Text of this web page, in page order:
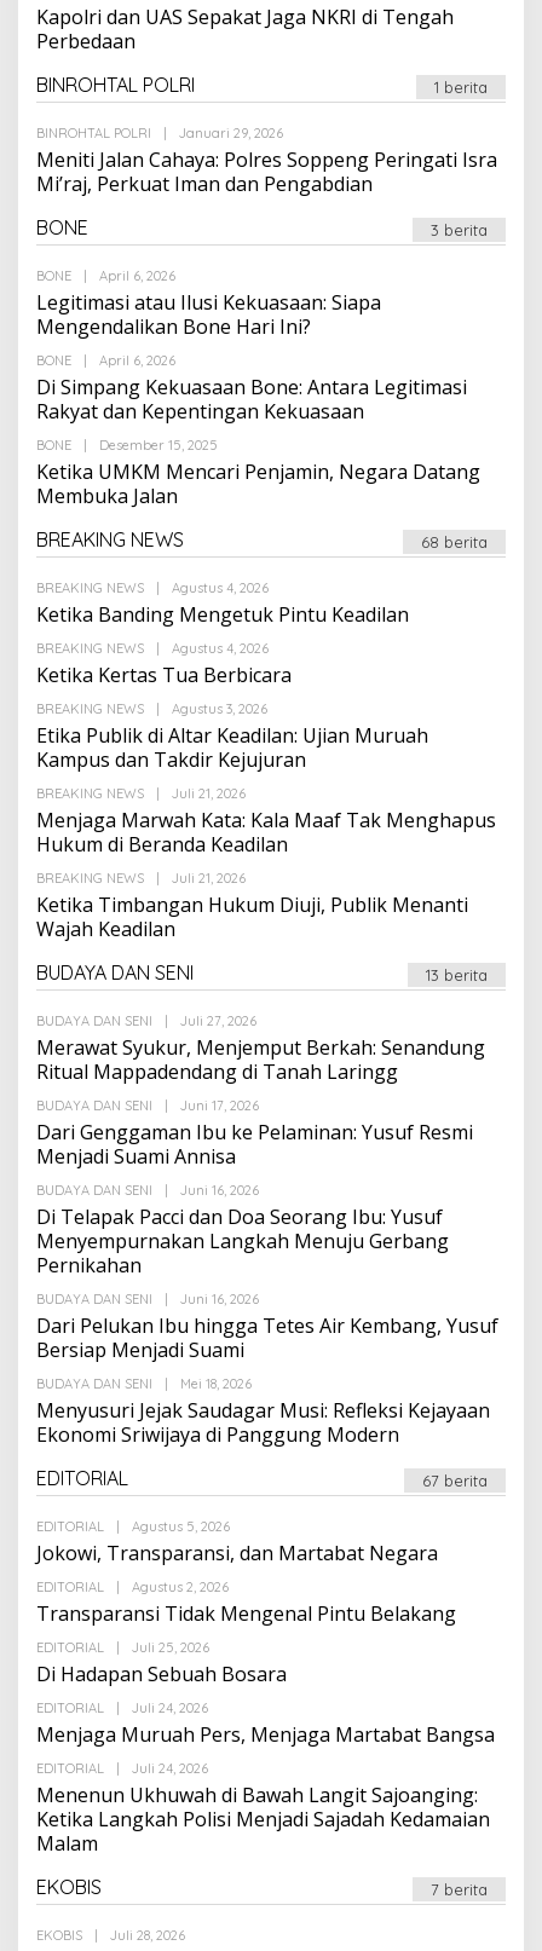
Kapolri dan UAS Sepakat Jaga NKRI di Tengah
Perbedaan
BINROHTAL POLRI 1 berita
BINROHTAL POLRI Januari 29, 2026Oleh
Meniti Jalan Cahaya: Polres Soppeng Peringati Isra
Mi’raj, Perkuat Iman dan Pengabdian
BONE 3 berita
BONE April 6, 2026Oleh
Legitimasi atau Ilusi Kekuasaan: Siapa
Mengendalikan Bone Hari Ini?
BONE April 6, 2026Oleh
Di Simpang Kekuasaan Bone: Antara Legitimasi
Rakyat dan Kepentingan Kekuasaan
BONE Desember 15, 2025
Ketika UMKM Mencari Penjamin, Negara Datang
Membuka Jalan
BREAKING NEWS 68 berita
BREAKING NEWS Agustus 4, 2026Oleh
Ketika Banding Mengetuk Pintu Keadilan
BREAKING NEWS Agustus 4, 2026Oleh
Ketika Kertas Tua Berbicara
BREAKING NEWS Agustus 3, 2026Oleh
Etika Publik di Altar Keadilan: Ujian Muruah
Kampus dan Takdir Kejujuran
BREAKING NEWS Juli 21, 2026Oleh
Menjaga Marwah Kata: Kala Maaf Tak Menghapus
Hukum di Beranda Keadilan
BREAKING NEWS Juli 21, 2026Oleh
Ketika Timbangan Hukum Diuji, Publik Menanti
Wajah Keadilan
BUDAYA DAN SENI 13 berita
BUDAYA DAN SENI Juli 27, 2026Oleh
Merawat Syukur, Menjemput Berkah: Senandung
Ritual Mappadendang di Tanah Laringg
BUDAYA DAN SENI Juni 17, 2026Oleh
Dari Genggaman Ibu ke Pelaminan: Yusuf Resmi
Menjadi Suami Annisa
BUDAYA DAN SENI Juni 16, 2026Oleh
Di Telapak Pacci dan Doa Seorang Ibu: Yusuf
Menyempurnakan Langkah Menuju Gerbang
Pernikahan
BUDAYA DAN SENI Juni 16, 2026Oleh
Dari Pelukan Ibu hingga Tetes Air Kembang, Yusuf
Bersiap Menjadi Suami
BUDAYA DAN SENI Mei 18, 2026Oleh
Menyusuri Jejak Saudagar Musi: Refleksi Kejayaan
Ekonomi Sriwijaya di Panggung Modern
EDITORIAL 67 berita
EDITORIAL Agustus 5, 2026Oleh
Jokowi, Transparansi, dan Martabat Negara
EDITORIAL Agustus 2, 2026Oleh
Transparansi Tidak Mengenal Pintu Belakang
EDITORIAL Juli 25, 2026Oleh
Di Hadapan Sebuah Bosara
EDITORIAL Juli 24, 2026Oleh
Menjaga Muruah Pers, Menjaga Martabat Bangsa
EDITORIAL Juli 24, 2026Oleh
Menenun Ukhuwah di Bawah Langit Sajoanging:
Ketika Langkah Polisi Menjadi Sajadah Kedamaian
Malam
EKOBIS 7 berita
EKOBIS Juli 28, 2026Oleh